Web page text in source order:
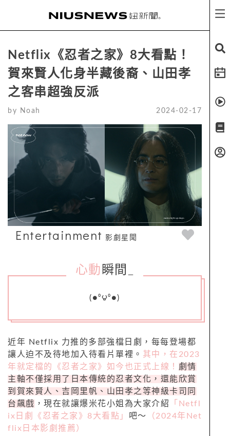
Netflix《忍者之家》8大看點！
賀來賢人化身半藏後裔、山田孝
之客串超強反派
by Noah 2024-02-17
Entertainment 影劇星聞
心動 瞬間
(●⁰౪⁰●)
近年 Netflix 力推的多部強檔日劇，每每登場都
讓人迫不及待地加入待看片單裡。 其中，在2023
年就定檔的《忍者之家》如今也正式上線！ 劇情
主軸不僅採用了日本傳統的忍者文化，還能欣賞
到賀來賢人、吉岡里帆、山田孝之等神級卡司同
台飆戲 ，現在就讓爆米花小姐為大家介紹
「Netfl
ix日劇《忍者之家》8大看點」 吧～
（2024年Net
flix日本影劇推薦）